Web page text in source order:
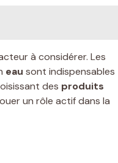
à considérer. Les
eau sont indispensables
des produits
un rôle actif dans la